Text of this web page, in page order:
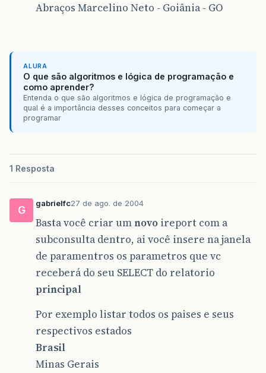
Abraços Marcelino Neto - Goiânia - GO
ALURA
O que são algoritmos e lógica de programação e
como aprender?
Entenda o que são algoritmos e lógica de programação e
qual é a importância desses conceitos para começar a
programar
1 Resposta
G
gabrielfc27 de ago. de 2004
Basta você criar umnovo ireport com a
subconsulta dentro, ai você insere na janela
de paramentros os parametros que vc
receberá do seu SELECT do relatorio
principal
Por exemplo listar todos os paises e seus
respectivos estados
Brasil
Minas Gerais